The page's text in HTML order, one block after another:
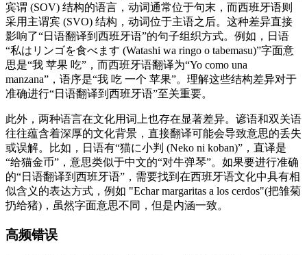
宾谓 (SOV) 结构的语言，动词通常位于句末，而西班牙语则
采用主谓宾 (SVO) 结构，动词位于主语之后。这种差异直接
影响了“日语翻译到西班牙语”的句子组织方式。例如，日语
“私はリンゴを食べます (Watashi wa ringo o tabemasu)”字面意
思是“我 苹果 吃”，而西班牙语翻译为“Yo como una
manzana”，语序是“我 吃 一个 苹果”。理解这些结构差异对于
准确进行“日语翻译到西班牙语”至关重要。
此外，两种语言在文化用词上也存在显著差异。谚语和双关语
往往蕴含着深厚的文化背景，直接翻译可能会导致意思的丢失
或误解。比如，日语有“猫に小判 (Neko ni koban)”，直译是
“给猫金币”，意思类似于中文的“对牛弹琴”。如果要进行准确
的“日语翻译到西班牙语”，需要找到在西班牙语文化中具有相
似含义的表达方式，例如 "Echar margaritas a los cerdos"(把雏菊
扔给猪)，虽然字面意思不同，但是内涵一致。
高频错误